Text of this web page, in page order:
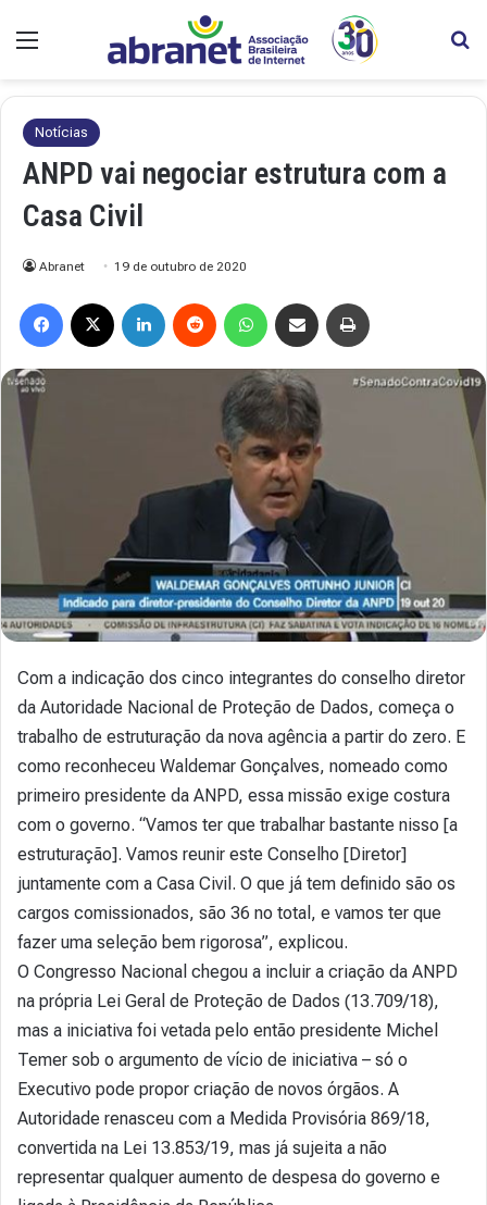
Notícias
ANPD vai negociar estrutura com a
Casa Civil
Abranet 19 de outubro de 2020
Com a indicação dos cinco integrantes do conselho diretor
da Autoridade Nacional de Proteção de Dados, começa o
trabalho de estruturação da nova agência a partir do zero. E
como reconheceu Waldemar Gonçalves, nomeado como
primeiro presidente da ANPD, essa missão exige costura
com o governo. “Vamos ter que trabalhar bastante nisso [a
estruturação]. Vamos reunir este Conselho [Diretor]
juntamente com a Casa Civil. O que já tem definido são os
cargos comissionados, são 36 no total, e vamos ter que
fazer uma seleção bem rigorosa”, explicou.
O Congresso Nacional chegou a incluir a criação da ANPD
na própria Lei Geral de Proteção de Dados (13.709/18),
mas a iniciativa foi vetada pelo então presidente Michel
Temer sob o argumento de vício de iniciativa – só o
Executivo pode propor criação de novos órgãos. A
Autoridade renasceu com a Medida Provisória 869/18,
convertida na Lei 13.853/19, mas já sujeita a não
representar qualquer aumento de despesa do governo e